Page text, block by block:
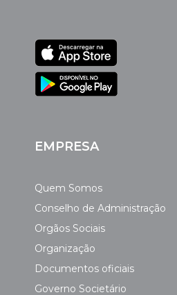
EMPRESA
Quem Somos
Conselho de Administração
Orgãos Sociais
Organização
Documentos oficiais
Governo Societário